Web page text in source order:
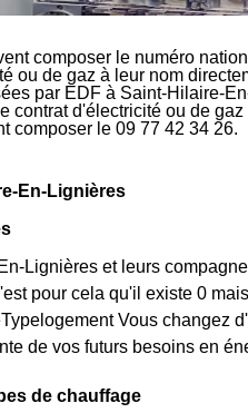
composer le numéro
ou de gaz à leur nom
par EDF à Saint-Hilaire-
contrat d'électricité ou de
composer le 09 77 42 34 26.
En-Lignières
Lignières et leurs
pour cela qu'il existe 0
Vous changez
de vos futurs besoins en
de chauffage